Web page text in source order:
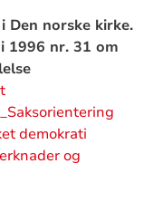
Den norske kirke.
1996 nr. 31 om
demokrati
og